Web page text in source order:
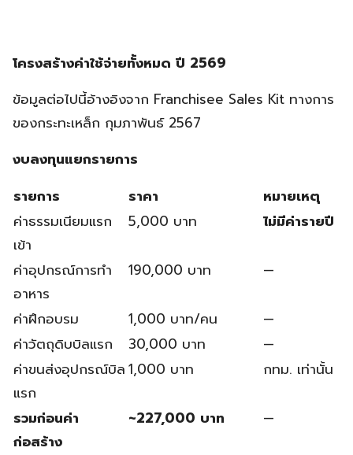
โครงสร้างค่าใช้จ่ายทั้งหมด ปี 2569
ข้อมูลต่อไปนี้อ้างอิงจาก Franchisee Sales Kit ทางการ
ของกระทะเหล็ก กุมภาพันธ์ 2567
งบลงทุนแยกรายการ
รายการ
ราคา
หมายเหตุ
ค่าธรรมเนียมแรก
เข้า
5,000 บาท ไม่มีค่ารายปี
ค่าอุปกรณ์การทำ
อาหาร
190,000 บาท —
ค่าฝึกอบรม 1,000 บาท/คน
—
ค่าวัตถุดิบบิลแรก
30,000 บาท
—
ค่าขนส่งอุปกรณ์บิล
แรก
1,000 บาท กทม. เท่านั้น
รวมก่อนค่า
ก่อสร้าง
~227,000 บาท —